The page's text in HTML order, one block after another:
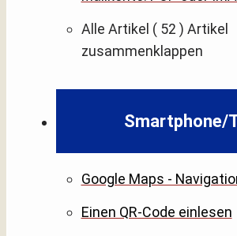
Alle Artikel ( 52 ) Artikel
zusammenklappen
Smartphone/
Google Maps -
Einen QR-Code einlesen